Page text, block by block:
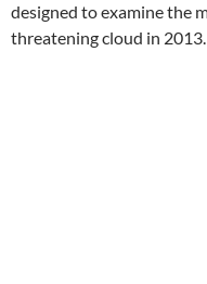
designed to examine the
threatening cloud in 2013.